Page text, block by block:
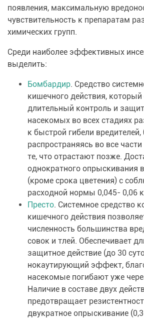
появления, максимальную
чувствительность к препаратам
химических групп.
Среди наиболее эффективных
выделить:
Бомбардир. Средство
кишечного действия, который
длительный контроль и
насекомых во всех стадиях
к быстрой гибели
распространяясь во все
те, что отрастают позже.
однократного опрыскивания
(кроме срока цветения) с
расходной нормы 0,045- 0,06
Престо. Системное средство
кишечного действия
численность большинства
совок и тлей. Обеспечивает
защитное действие (до 30
нокаутирующий эффект,
насекомые погибают уже
Наличие в составе двух
предотвращает
двукратное опрыскивание